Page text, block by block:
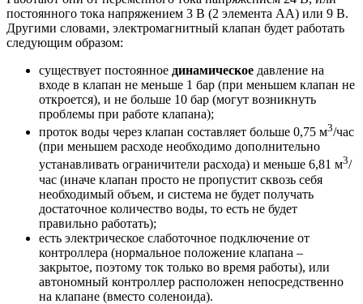
постоянного тока напряжением 3 B (2 элемента АА) или 9 В.
Другими словами, электромагнитный клапан будет работать
следующим образом:
существует постоянное динамическое давление на
входе в клапан не меньше 1 бар (при меньшем клапан не
откроется), и не больше 10 бар (могут возникнуть
проблемы при работе клапана);
проток воды через клапан составляет больше 0,75 м3/час
(при меньшем расходе необходимо дополнительно
устанавливать ограничители расхода) и меньше 6,81 м3/
час (иначе клапан просто не пропустит сквозь себя
необходимый объем, и система не будет получать
достаточное количество воды, то есть не будет
правильно работать);
есть электрическое слаботочное подключение от
контроллера (нормальное положение клапана –
закрытое, поэтому ток только во время работы), или
автономный контроллер расположен непосредственно
на клапане (вместо соленоида).